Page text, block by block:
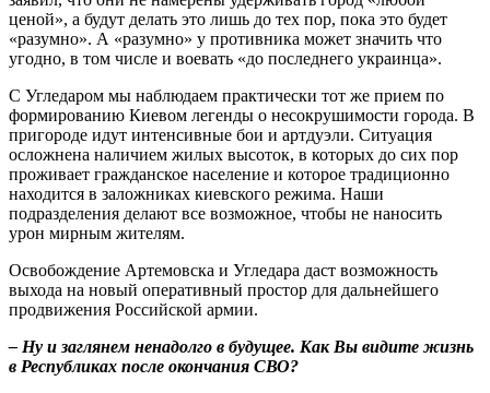
ценой», а будут делать это лишь до тех пор, пока это будет
«разумно». А «разумно» у противника может значить что
угодно, в том числе и воевать «до последнего украинца».
С Угледаром мы наблюдаем практически тот же прием по
формированию Киевом легенды о несокрушимости города. В
пригороде идут интенсивные бои и артдуэли. Ситуация
осложнена наличием жилых высоток, в которых до сих пор
проживает гражданское население и которое традиционно
находится в заложниках киевского режима. Наши
подразделения делают все возможное, чтобы не наносить
урон мирным жителям.
Освобождение Артемовска и Угледара даст возможность
выхода на новый оперативный простор для дальнейшего
продвижения Российской армии.
– Ну и заглянем ненадолго в будущее. Как Вы видите жизнь
в Республиках после окончания СВО?